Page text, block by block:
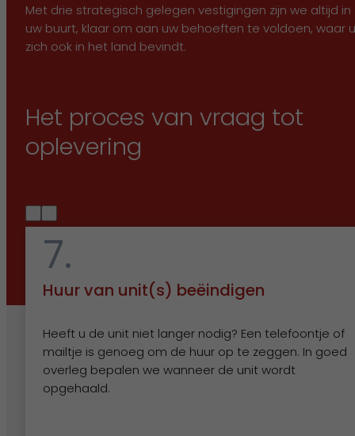
Met drie strategisch gelegen vestigingen zijn we altijd in
uw buurt, klaar om aan uw behoeften te voldoen, waar u
zich ook in het land bevindt.
Het proces van vraag tot
oplevering
7.
Huur van unit(s) beëindigen
Heeft u de unit niet langer nodig? Een telefoontje of
mailtje is genoeg om de huur op te zeggen. In goed
overleg bepalen we wanneer de unit wordt
opgehaald.